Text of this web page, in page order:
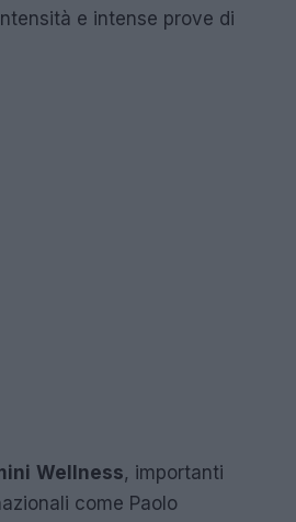
e intense prove di
Wellness, importanti
come Paolo